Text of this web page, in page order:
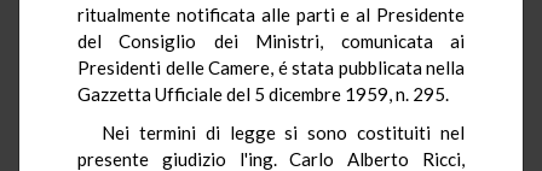
ritualmente notificata alle parti e al Presidente
del Consiglio dei Ministri, comunicata ai
Presidenti delle Camere, é stata pubblicata nella
Gazzetta Ufficiale del 5 dicembre 1959, n. 295.
Nei termini di legge si sono costituiti nel
presente giudizio l'ing. Carlo Alberto Ricci,